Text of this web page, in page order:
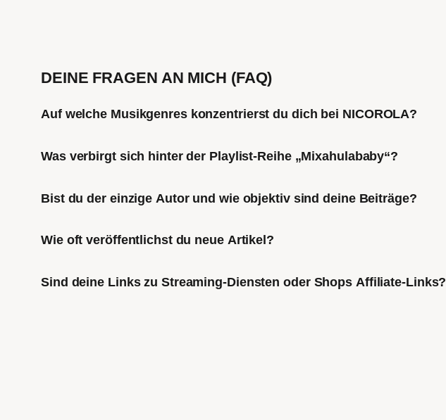
DEINE FRAGEN AN MICH (FAQ)
Auf welche Musikgenres konzentrierst du dich bei NICOROLA?
Was verbirgt sich hinter der Playlist-Reihe „Mixahulababy“?
Bist du der einzige Autor und wie objektiv sind deine Beiträge?
Wie oft veröffentlichst du neue Artikel?
Sind deine Links zu Streaming-Diensten oder Shops Affiliate-Links?